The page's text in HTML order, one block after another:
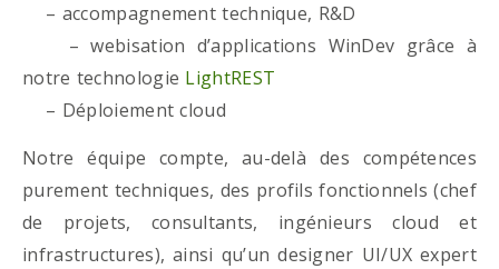
– accompagnement technique, R&D
– webisation d’applications WinDev grâce à
notre technologie LightREST
– Déploiement cloud
Notre équipe compte, au-delà des compétences
purement techniques, des profils fonctionnels (chef
de projets, consultants, ingénieurs cloud et
infrastructures), ainsi qu’un designer UI/UX expert